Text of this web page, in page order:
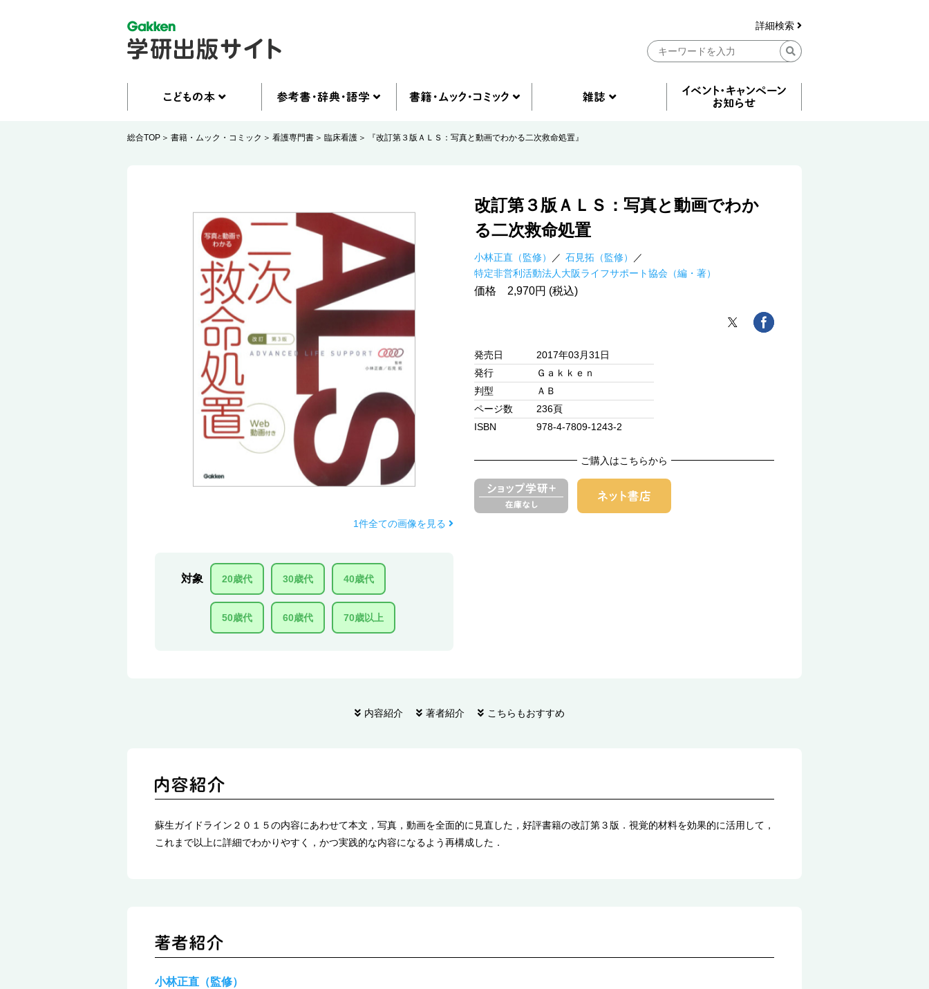
詳細検索
総合TOP 書籍・ムック・コミック 看護専門書 臨床看護 『改訂第３版ＡＬＳ：写真と動画でわかる二次救命処置』
1件全ての画像を見る
対象 20歳代 30歳代 40歳代
50歳代 60歳代 70歳以上
改訂第３版ＡＬＳ：写真と動画でわか
る二次救命処置
小林正直（監修）
石見拓（監修）
特定非営利活動法人大阪ライフサポート協会（編・著）
価格 2,970円 (税込)
発売日
2017年03月31日
発行
Ｇａｋｋｅｎ
判型
ＡＢ
ページ数
236頁
ISBN
978-4-7809-1243-2
ご購入はこちらから
内容紹介 著者紹介 こちらもおすすめ
蘇生ガイドライン２０１５の内容にあわせて本文，写真，動画を全面的に見直した，好評書籍の改訂第３版．視覚的材料を効果的に活用して，
これまで以上に詳細でわかりやすく，かつ実践的な内容になるよう再構成した．
小林正直（監修）